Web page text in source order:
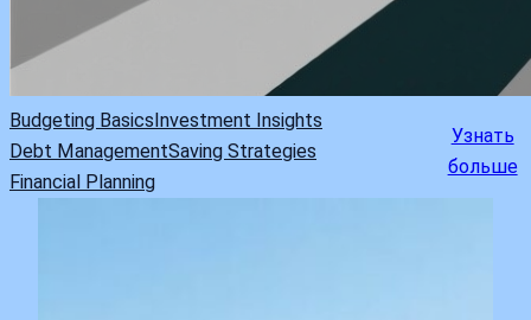
Budgeting BasicsInvestment Insights
Debt ManagementSaving Strategies
Financial Planning
Узнать
больше